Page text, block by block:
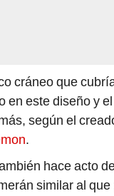
cráneo que
en este diseño y
según el
.
hace acto
similar al que